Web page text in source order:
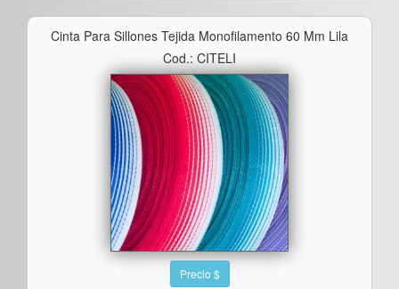
Cinta Para Sillones Tejida Monofilamento 60 Mm Lila
Cod.: CITELI
Precio $